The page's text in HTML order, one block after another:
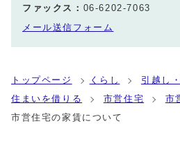
ファックス： 06-6202-7063
メール送信フォーム
トップページ くらし 引越し
住まいを借りる
市営住宅
市
市営住宅の家賃について